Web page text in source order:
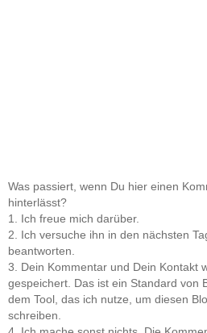
Was passiert, wenn Du hier einen
hinterlässt?
1. Ich freue mich darüber.
2. Ich versuche ihn in den nächsten
beantworten.
3. Dein Kommentar und Dein Kontakt
gespeichert. Das ist ein Standard von
dem Tool, das ich nutze, um diesen
schreiben.